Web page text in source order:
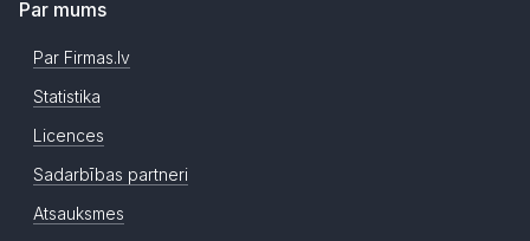
Par mums
Par Firmas.lv
Statistika
Licences
Sadarbības partneri
Atsauksmes